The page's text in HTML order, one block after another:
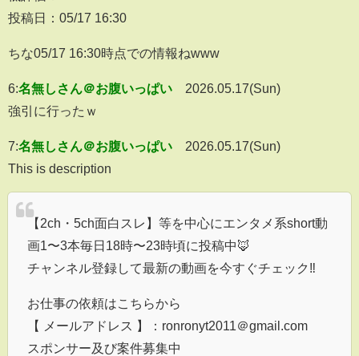
投稿日：05/17 16:30
ちな05/17 16:30時点での情報ねwww
6:名無しさん＠お腹いっぱい
2026.05.17(Sun)
強引に行ったｗ
7:名無しさん＠お腹いっぱい
2026.05.17(Sun)
This is description
【2ch・5ch面白スレ】等を中心にエンタメ系short動
画1〜3本毎日18時〜23時頃に投稿中🦊
チャンネル登録して最新の動画を今すぐチェック‼︎
お仕事の依頼はこちらから
【 メールアドレス 】：ronronyt2011＠gmail.com
スポンサー及び案件募集中